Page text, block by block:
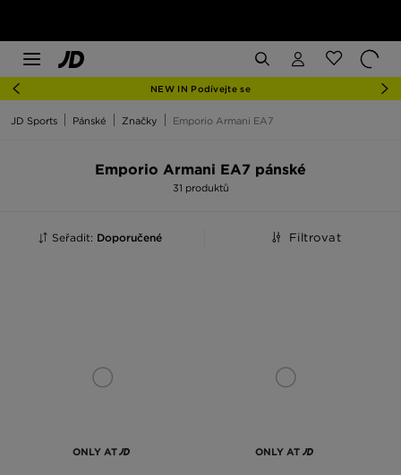
NEW IN Podívejte se
JD Sports Pánské Značky Emporio Armani EA7
Emporio Armani EA7 pánské
31 produktů
Seřadit: Doporučené Filtrovat
ONLY AT ONLY AT